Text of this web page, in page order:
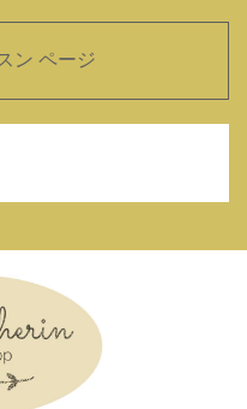
ン ページ